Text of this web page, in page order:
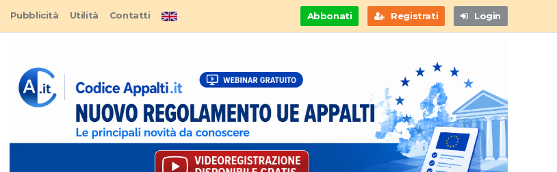
Abbonati Registrati Login
Pubblicità Utilità Contatti